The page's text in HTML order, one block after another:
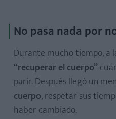
No pasa nada por
Durante mucho tiempo, a
“recuperar el cuerpo”
parir. Después llegó un
cuerpo, respetar sus
haber cambiado.